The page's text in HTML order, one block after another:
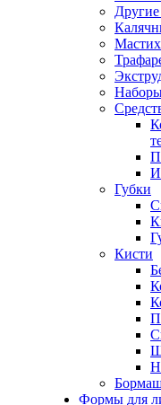
Губки
Кисти
Формы для